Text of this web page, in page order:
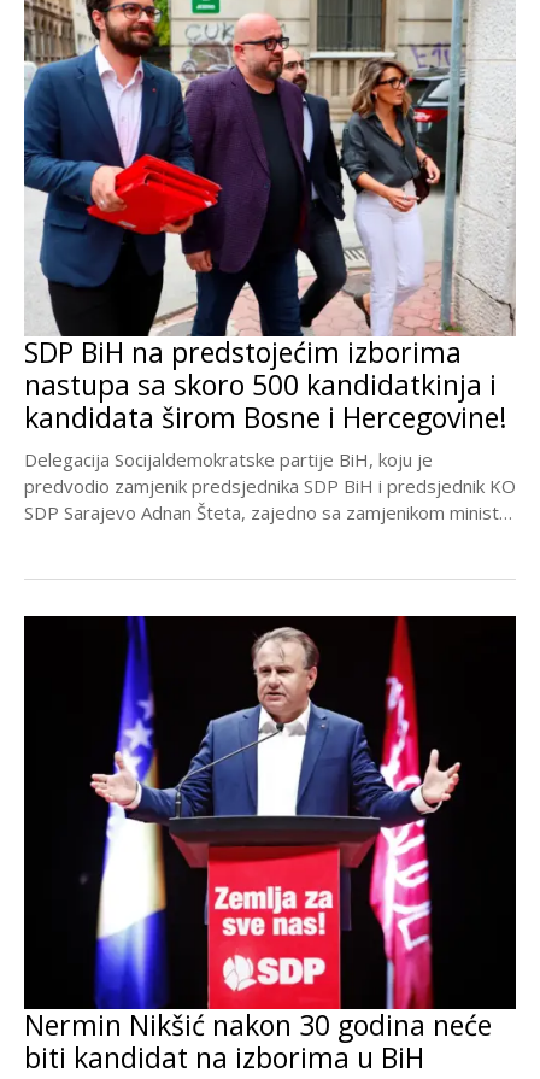
SDP BiH na predstojećim izborima
nastupa sa skoro 500 kandidatkinja i
kandidata širom Bosne i Hercegovine!
Delegacija Socijaldemokratske partije BiH, koju je
predvodio zamjenik predsjednika SDP BiH i predsjednik KO
SDP Sarajevo Adnan Šteta, zajedno sa zamjenikom ministra
Nermin Nikšić nakon 30 godina neće
biti kandidat na izborima u BiH